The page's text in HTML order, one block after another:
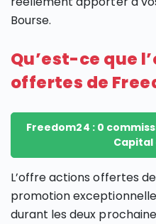
Bourse.
Qu’est-ce que
offertes de
Freedom24 : 0
Capital
L’offre actions offertes
promotion
durant les deux